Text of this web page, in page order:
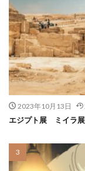
2023年10月13日
エジプト展 ミイラ